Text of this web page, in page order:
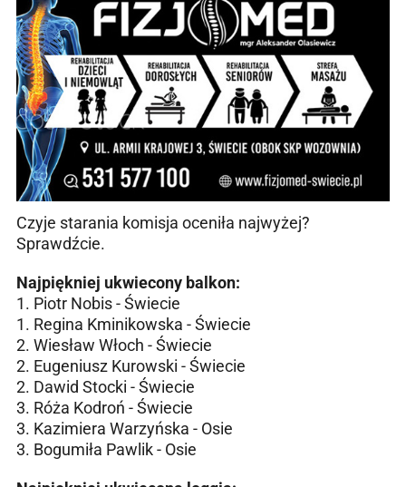
Czyje starania komisja oceniła najwyżej?
Sprawdźcie.
Najpiękniej ukwiecony balkon:
1. Piotr Nobis - Świecie
1. Regina Kminikowska - Świecie
2. Wiesław Włoch - Świecie
2. Eugeniusz Kurowski - Świecie
2. Dawid Stocki - Świecie
3. Róża Kodroń - Świecie
3. Kazimiera Warzyńska - Osie
3. Bogumiła Pawlik - Osie